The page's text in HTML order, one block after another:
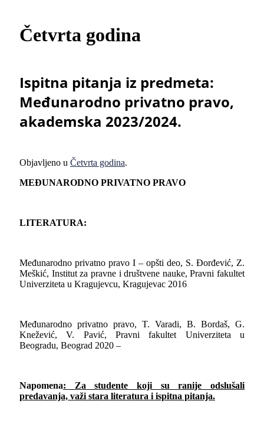
Četvrta godina
Ispitna pitanja iz predmeta:
Međunarodno privatno pravo,
akademska 2023/2024.
Objavljeno u Četvrta godina.
MEĐUNARODNO PRIVATNO PRAVO
LITERATURA:
Međunarodno privatno pravo I – opšti deo, S. Đorđević, Z.
Meškić, Institut za pravne i društvene nauke, Pravni fakultet
Univerziteta u Kragujevcu, Kragujevac 2016
Međunarodno privatno pravo, T. Varadi, B. Bordaš, G.
Knežević, V. Pavić, Pravni fakultet Univerziteta u
Beogradu, Beograd 2020 –
Napomena: Za studente koji su ranije odslušali
predavanja, važi stara literatura i ispitna pitanja.